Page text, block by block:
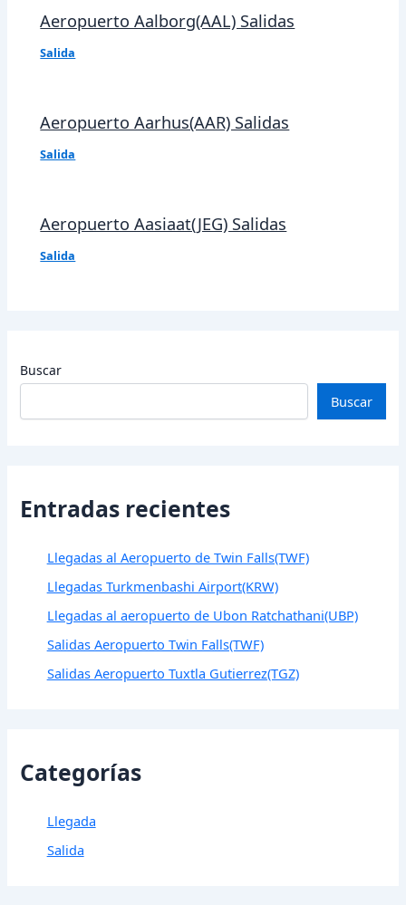
Aeropuerto Aalborg(AAL) Salidas
Salida
Aeropuerto Aarhus(AAR) Salidas
Salida
Aeropuerto Aasiaat(JEG) Salidas
Salida
Buscar
Buscar
Entradas recientes
Llegadas al Aeropuerto de Twin Falls(TWF)
Llegadas Turkmenbashi Airport(KRW)
Llegadas al aeropuerto de Ubon Ratchathani(UBP)
Salidas Aeropuerto Twin Falls(TWF)
Salidas Aeropuerto Tuxtla Gutierrez(TGZ)
Categorías
Llegada
Salida